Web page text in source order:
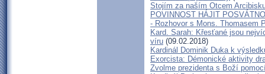
Stojím za naším Otcem
POVINNOST HÁJIT
- Rozhovor s Mons. Thomasem
Kard. Sarah: Křesťané jsou
víru (09.02.2018)
Kardinál Dominik Duka k
Exorcista: Démonické aktivity
Zvolme prezidenta s Boží